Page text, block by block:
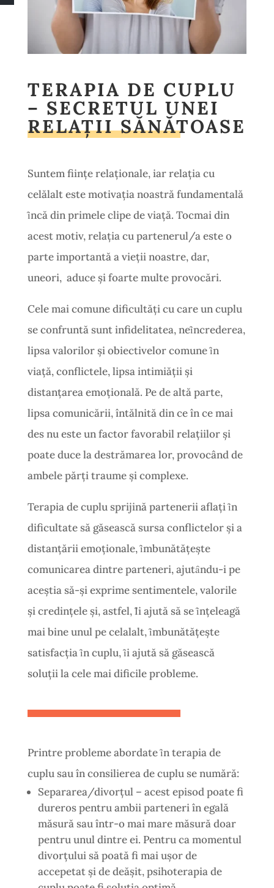
TERAPIA DE CUPLU
– SECRETUL UNEI
RELAȚII SĂNĂTOASE
Suntem fiinţe relaţionale, iar relaţia cu
celălalt este motivaţia noastră fundamentală
ȋncă din primele clipe de viaţă. Tocmai din
acest motiv, relaţia cu partenerul/a este o
parte importantă a vieţii noastre, dar,
uneori, aduce şi foarte multe provocări.
Cele mai comune dificultăţi cu care un cuplu
se confruntă sunt infidelitatea, neȋncrederea,
lipsa valorilor şi obiectivelor comune ȋn
viaţă, conflictele, lipsa intimiăţii şi
distanţarea emoţională. Pe de altă parte,
lipsa comunicării, întălnită din ce în ce mai
des nu este un factor favorabil relațiilor și
poate duce la destrămarea lor, provocând de
ambele părți traume și complexe.
Terapia de cuplu sprijină partenerii aflaţi ȋn
dificultate să găsească sursa conflictelor şi a
distanţării emoţionale, ȋmbunătăţeşte
comunicarea dintre parteneri, ajutȃndu-i pe
aceştia să-şi exprime sentimentele, valorile
şi credinţele şi, astfel, Ȋi ajută să se ȋnţeleagă
mai bine unul pe celalalt, ȋmbunătăţeşte
satisfacţia ȋn cuplu, ȋi ajută să găsească
soluţii la cele mai dificile probleme.
Printre probleme abordate ȋn terapia de
cuplu sau în consilierea de cuplu se numără:
Separarea/divorțul – acest episod poate fi
dureros pentru ambii parteneri în egală
măsură sau într-o mai mare măsură doar
pentru unul dintre ei. Pentru ca momentul
divorțului să poată fi mai ușor de
accepetat și de deășit, psihoterapia de